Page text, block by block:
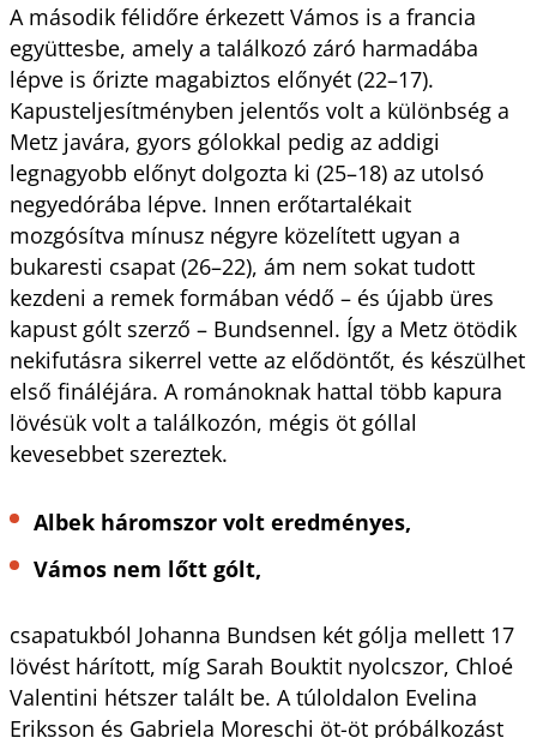
A második félidőre érkezett Vámos is a francia
együttesbe, amely a találkozó záró harmadába
lépve is őrizte magabiztos előnyét (22–17).
Kapusteljesítményben jelentős volt a különbség a
Metz javára, gyors gólokkal pedig az addigi
legnagyobb előnyt dolgozta ki (25–18) az utolsó
negyedórába lépve. Innen erőtartalékait
mozgósítva mínusz négyre közelített ugyan a
bukaresti csapat (26–22), ám nem sokat tudott
kezdeni a remek formában védő – és újabb üres
kapust gólt szerző – Bundsennel. Így a Metz ötödik
nekifutásra sikerrel vette az elődöntőt, és készülhet
első fináléjára. A románoknak hattal több kapura
lövésük volt a találkozón, mégis öt góllal
kevesebbet szereztek.
Albek háromszor volt eredményes,
Vámos nem lőtt gólt,
csapatukból Johanna Bundsen két gólja mellett 17
lövést hárított, míg Sarah Bouktit nyolcszor, Chloé
Valentini hétszer talált be. A túloldalon Evelina
Eriksson és Gabriela Moreschi öt-öt próbálkozást